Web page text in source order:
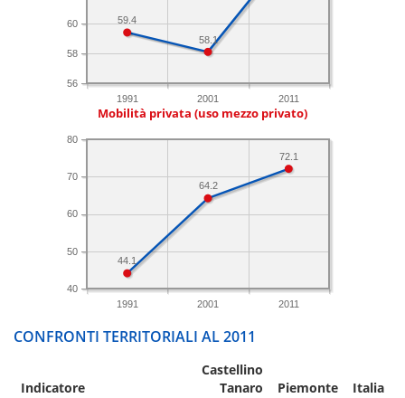
1991 2001 2011
56
58
60
58.1
59.4
Mobilità privata (uso mezzo privato)
1991 2001 2011
40
50
60
70
80
72.1
64.2
44.1
CONFRONTI TERRITORIALI AL 2011
Indicatore
Castellino
Tanaro
Piemonte Italia